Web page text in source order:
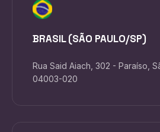
BRASIL (SÃO PAULO/SP)
Rua Said Aiach, 302 - Paraíso,
04003-020